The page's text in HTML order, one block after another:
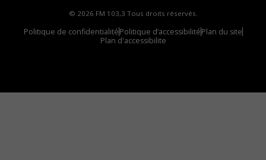
© 2026 FM 103,3 Tous droits réservés.
Politique de confidentialitéPolitique d’accessibilitéPlan du site
Plan d'accessibilite